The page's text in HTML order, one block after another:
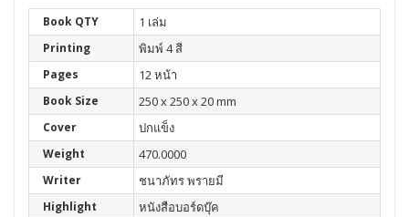
Book QTY 1 เล่ม
Printing พิมพ์ 4 สี
Pages 12 หน้า
Book Size 250 x 250 x 20 mm
Cover ปกแข็ง
Weight 470.0000
Writer ชนาภัทร พรายมี
Highlight หนังสือบอร์ดบุ๊ค